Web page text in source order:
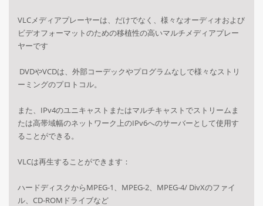
VLCメディアプレーヤーは、だけでなく、様々なオーディオおよび
ビデオフォーマットのための移植性の高いマルチメディアプレー
ヤーです
DVDやVCDは、外部コーデックやプログラムなしで様々なストリ
ーミングのプロトコル。
また、IPv4のユニキャストまたはマルチキャストでストリームま
たは高帯域幅のネットワーク上のIPv6へのサーバーとして使用す
ることができる。
VLCは再生することができます：
ハードディスクからMPEG-1、MPEG-2、MPEG-4/ DivXのファイ
ル、CD-ROMドライブなど